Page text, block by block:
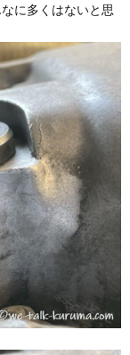
に多くはないと思